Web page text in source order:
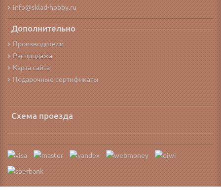
info@sklad-hobby.ru
Дополнительно
Производители
Распродажа
Карта сайта
Подарочные сертификаты
Схема проезда